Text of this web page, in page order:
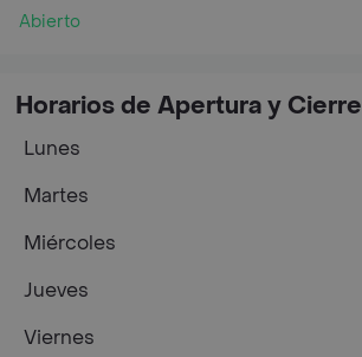
Abierto
Horarios de Apertura y Cierre
Lunes
Martes
Miércoles
Jueves
Viernes